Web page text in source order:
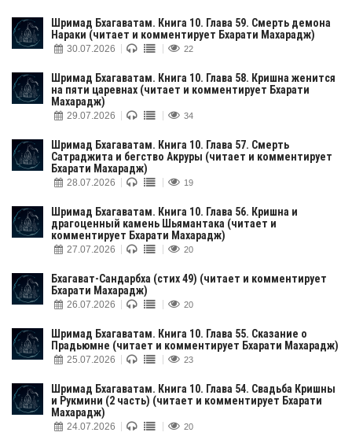
Шримад Бхагаватам. Книга 10. Глава 59. Смерть демона
Нараки (читает и комментирует Бхарати Махарадж)
30.07.2026 22
Шримад Бхагаватам. Книга 10. Глава 58. Кришна женится
на пяти царевнах (читает и комментирует Бхарати
Махарадж)
29.07.2026 34
Шримад Бхагаватам. Книга 10. Глава 57. Смерть
Сатраджита и бегство Акруры (читает и комментирует
Бхарати Махарадж)
28.07.2026 19
Шримад Бхагаватам. Книга 10. Глава 56. Кришна и
драгоценный камень Шьямантака (читает и
комментирует Бхарати Махарадж)
27.07.2026 20
Бхагават-Cандарбха (стих 49) (читает и комментирует
Бхарати Махарадж)
26.07.2026 20
Шримад Бхагаватам. Книга 10. Глава 55. Сказание о
Прадьюмне (читает и комментирует Бхарати Махарадж)
25.07.2026 23
Шримад Бхагаватам. Книга 10. Глава 54. Свадьба Кришны
и Рукмини (2 часть) (читает и комментирует Бхарати
Махарадж)
24.07.2026 20